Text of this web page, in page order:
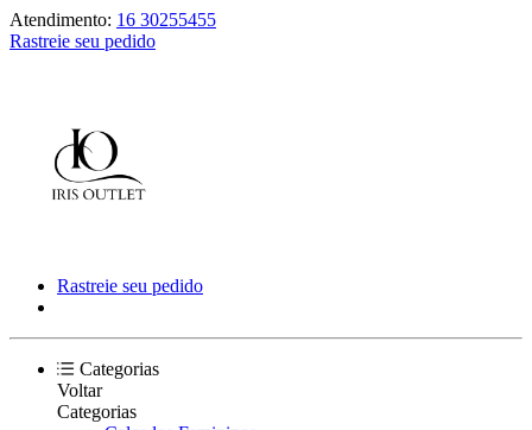
Atendimento: 16 30255455
Rastreie seu pedido
Rastreie seu pedido
Categorias
Voltar
Categorias